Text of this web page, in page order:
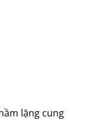
lặng cung